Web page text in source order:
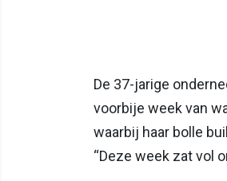
De 37-jarige
voorbije week van
waarbij haar bolle
“Deze week zat vol